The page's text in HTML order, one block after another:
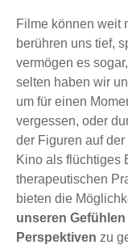
Filme können weit
berühren uns tief,
vermögen es
selten haben wir
um für einen
vergessen, oder
der Figuren auf
Kino als flüchtiges
therapeutischen
bieten die
unseren
Perspektiven zu